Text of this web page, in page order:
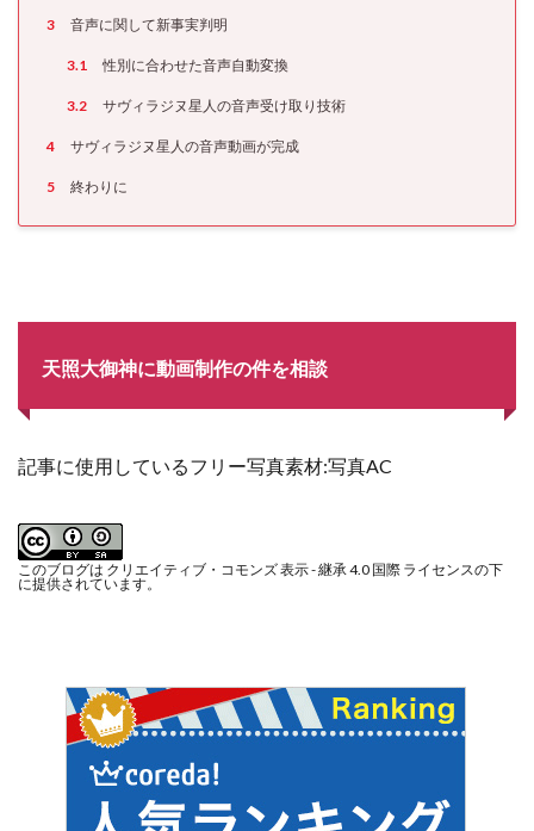
3 音声に関して新事実判明
3.1 性別に合わせた音声自動変換
3.2 サヴィラジヌ星人の音声受け取り技術
4 サヴィラジヌ星人の音声動画が完成
5 終わりに
天照大御神に動画制作の件を相談
記事に使用しているフリー写真素材:写真AC
このブログは クリエイティブ・コモンズ 表示 - 継承 4.0 国際 ライセンスの下
に提供されています。